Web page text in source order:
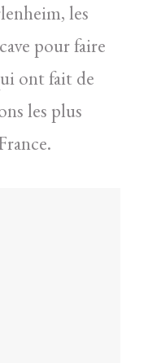
les
pour faire
ont fait de
les plus